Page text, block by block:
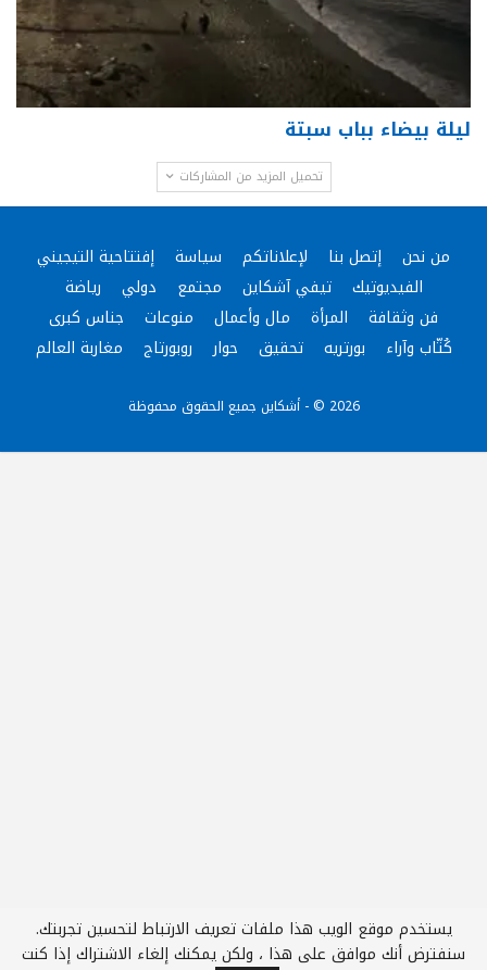
ليلة بيضاء بباب سبتة
تحميل المزيد من المشاركات
من نحن إتصل بنا لإعلاناتكم سياسة
إفتتاحية التيجيني
الفيديوتيك
تيفي آشكاين مجتمع دولي
رياضة
فن وثقافة
المرأة مال وأعمال منوعات
جناس كبرى
كُتّاب وآراء
بورتريه تحقيق حوار روبورتاج مغاربة العالم
2026 © - أشكاين جميع الحقوق محفوظة
يستخدم موقع الويب هذا ملفات تعريف الارتباط لتحسين تجربتك.
سنفترض أنك موافق على هذا ، ولكن يمكنك إلغاء الاشتراك إذا كنت